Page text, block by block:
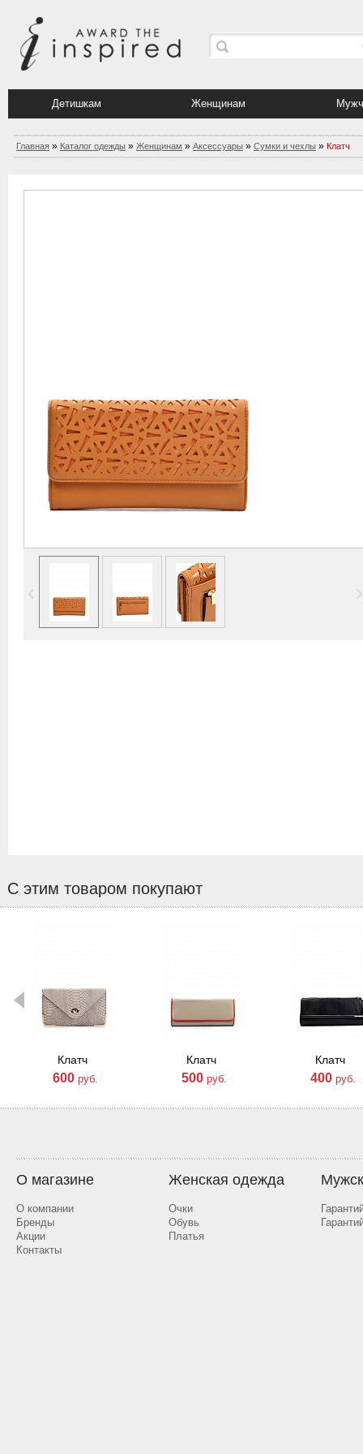
Детишкам Женщинам
Главная » Каталог одежды » Женщинам » Аксессуары » Сумки и чехлы » Клатч
С этим товаром покупают
Клатч
600 руб.
Клатч
500 руб.
Клатч
400 руб.
О магазине
О компании
Бренды
Акции
Контакты
Женская одежда
Очки
Обувь
Платья